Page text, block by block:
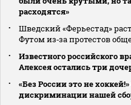
расходятся»
Шведский «Ферьестад»
Футом из‑за протестов
Известного российского
Алексея остались три
«Без России это не
дискриминации нашей